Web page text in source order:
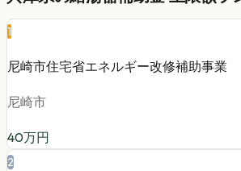
1
尼崎市住宅省エネルギー改修補助事業
尼崎市
40万円
2